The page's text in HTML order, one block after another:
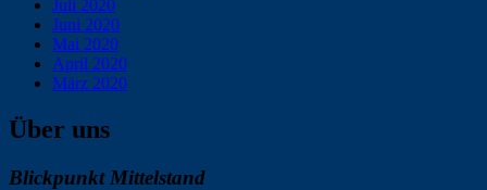
Juli 2020
Juni 2020
Mai 2020
April 2020
März 2020
Über uns
Blickpunkt Mittelstand